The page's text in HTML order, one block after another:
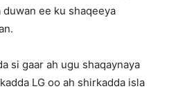
duwan ee ku shaqeeya
si gaar ah ugu shaqaynaya
LG oo ah shirkadda isla